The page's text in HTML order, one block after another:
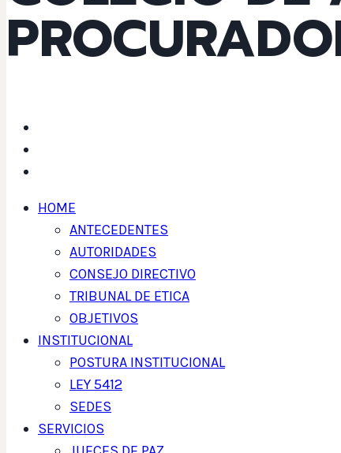
HOME
ANTECEDENTES
AUTORIDADES
CONSEJO DIRECTIVO
TRIBUNAL DE ETICA
OBJETIVOS
INSTITUCIONAL
POSTURA INSTITUCIONAL
LEY 5412
SEDES
SERVICIOS